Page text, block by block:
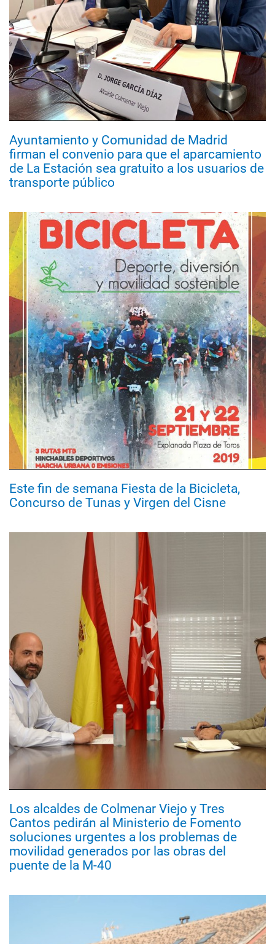
Ayuntamiento y Comunidad de Madrid
firman el convenio para que el aparcamiento
de La Estación sea gratuito a los usuarios de
transporte público
Este fin de semana Fiesta de la Bicicleta,
Concurso de Tunas y Virgen del Cisne
Los alcaldes de Colmenar Viejo y Tres
Cantos pedirán al Ministerio de Fomento
soluciones urgentes a los problemas de
movilidad generados por las obras del
puente de la M-40